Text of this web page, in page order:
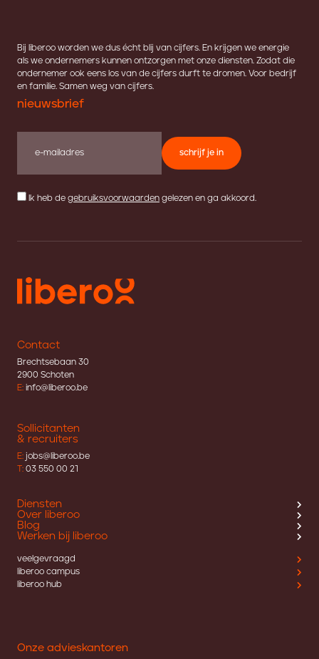
Bij liberoo worden we dus écht blij van cijfers. En krijgen we energie
als we ondernemers kunnen ontzorgen met onze diensten. Zodat die
ondernemer ook eens los van de cijfers durft te dromen. Voor bedrijf
en familie. Samen weg van cijfers.
nieuwsbrief
schrijf je in
Ik heb de gebruiksvoorwaarden gelezen en ga akkoord.
Contact
Brechtsebaan 30
2900 Schoten
E: info@liberoo.be
Sollicitanten
& recruiters
E: jobs@liberoo.be
T: 03 550 00 21
Diensten
Over liberoo
Blog
Werken bij liberoo
veelgevraagd
liberoo campus
liberoo hub
Onze advieskantoren